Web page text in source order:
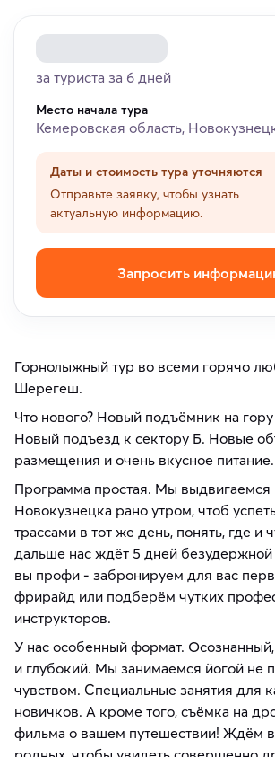
за туриста за 6 дней
Место начала тура
Кемеровская область,
Даты и стоимость тура уточняются
Отправьте заявку, чтобы узнать
актуальную информацию.
Запросить
Горнолыжный тур во всеми горячо
Шерегеш.
Что нового? Новый подъёмник на
Новый подъезд к сектору Б. Новые
размещения и очень вкусное питание.
Программа простая. Мы выдвигаемся
Новокузнецка рано утром, чтоб
трассами в тот же день, понять, где и
дальше нас ждёт 5 дней безудержной
вы профи - забронируем для вас
фрирайд или подберём чутких
инструкторов.
У нас особенный формат.
и глубокий. Мы занимаемся йогой не
чувством. Специальные занятия для
новичков. А кроме того, съёмка на
фильма о вашем путешествии! Ждём